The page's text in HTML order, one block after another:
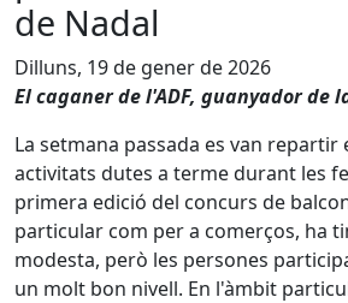
de Nadal
Dilluns, 19 de gener de 2026
El caganer de l'ADF, guanyador de
La setmana passada es van repartir
activitats dutes a terme durant les
primera edició del concurs de
particular com per a comerços, ha
modesta, però les persones
un molt bon nivell. En l'àmbit